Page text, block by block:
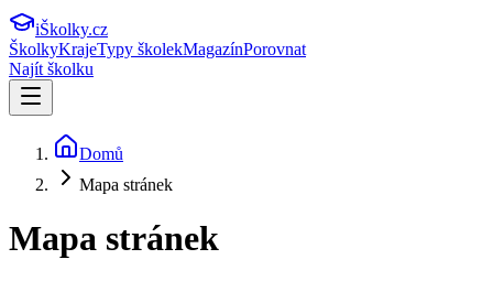
iŠkolky.cz
ŠkolkyKrajeTypy školekMagazínPorovnat
Najít školku
Domů
Mapa stránek
Mapa stránek